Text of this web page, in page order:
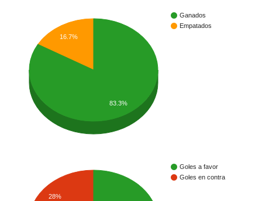
Ganados
Empatados
16.7%
83.3%
Goles a favor
Goles en contra
28%